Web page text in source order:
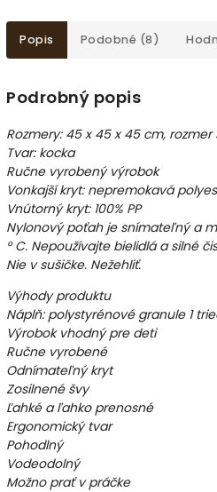
Popis Podobné (8)
Podrobný popis
Rozmery: 45 x 45 x 45 cm,
Tvar: kocka
Ručne vyrobený výrobok
Vonkajší kryt: nepremokavá
Vnútorný kryt: 100% PP
Nylonový poťah je snímateľný a
° C. Nepoužívajte bielidlá a silné
Nie v sušičke. Nežehliť.
Výhody produktu
Náplň: polystyrénové granule 1
Výrobok vhodný pre deti
Ručne vyrobené
Odnímateľný kryt
Zosilnené švy
Ľahké a ľahko prenosné
Ergonomický tvar
Pohodlný
Vodeodolný
Možno prať v práčke